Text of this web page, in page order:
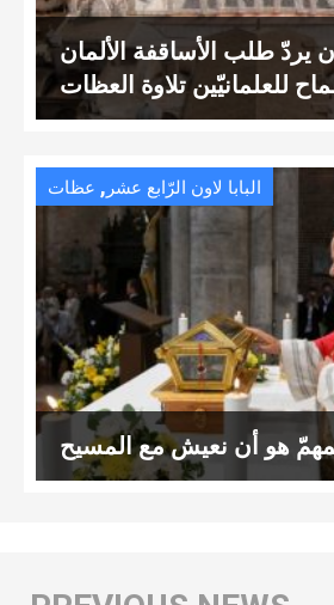
يردّ طلب الأساقفة الألمان
للعلمانيّين تلاوة العظات
البابا لاون الرّابع عشر , عظات
هو أن نعيش مع المسيح